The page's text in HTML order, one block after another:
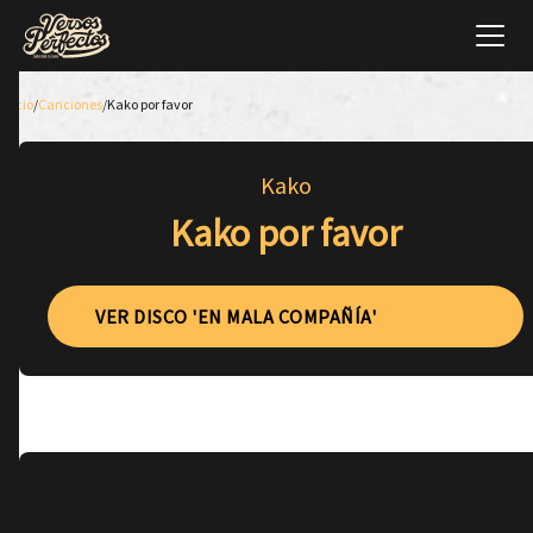
Inicio/Canciones/Kako por favor
Kako
Kako por favor
VER DISCO 'EN MALA COMPAÑÍA'